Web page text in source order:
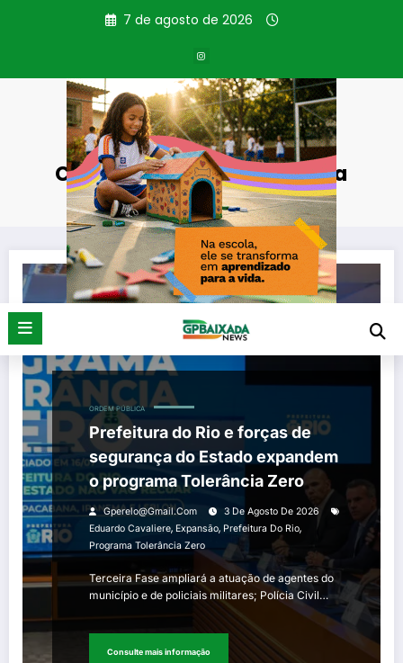
7 de agosto de 2026
Categoria: Ordem Pública
Página inicial Ordem Pública
ORDEM PÚBLICA
Prefeitura do Rio e forças de
segurança do Estado expandem
o programa Tolerância Zero
Gperelo@gmail.com
3 De Agosto De 2026
Eduardo Cavaliere, Expansão, Prefeitura Do Rio,
Programa Tolerância Zero
Terceira Fase ampliará a atuação de agentes do
município e de policiais militares; Polícia Civil…
Consulte mais informação